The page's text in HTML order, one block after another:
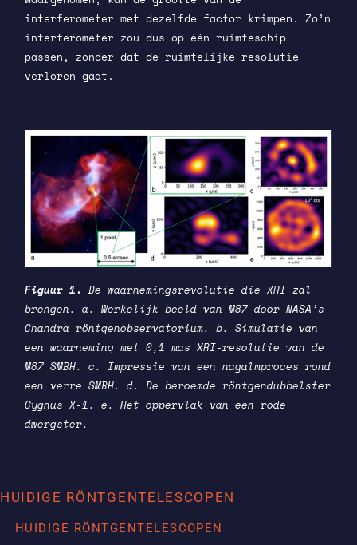
interferometer met dezelfde factor krimpen. Zo’n
interferometer zou dus op één ruimteschip
passen, zonder dat de ruimtelijke resolutie
verloren gaat.
Figuur 1. De waarnemingsrevolutie die XRI zal
brengen. a. Werkelijk beeld van M87 door NASA’s
Chandra röntgenobservatorium. b. Simulatie van
een waarneming met 0,1 mas XRI-resolutie van de
M87 SMBH. c. Impressie van een nagalmproces rond
een verre SMBH. d. De beroemde röntgendubbelster
Cygnus X-1. e. Het oppervlak van een rode
dwergster.
HUIDIGE RÖNTGENTELESCOPEN
HUIDIGE RÖNTGENTELESCOPEN